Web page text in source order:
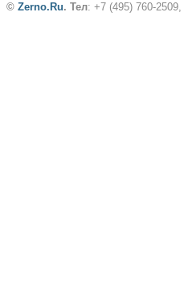
© Zerno.Ru. Тел: +7 (495) 760-2509,